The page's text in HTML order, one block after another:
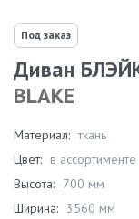
Под заказ
Диван
BLAKE
Материал: ткань
Цвет: в ассортименте
Высота: 700 мм
Ширина: 3560 мм